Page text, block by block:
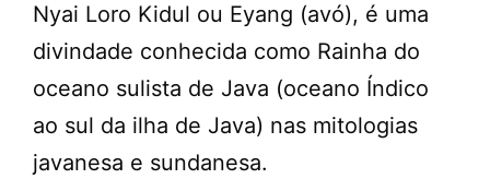
Nyai Loro Kidul ou Eyang (avó), é uma
divindade conhecida como Rainha do
oceano sulista de Java (oceano Índico
ao sul da ilha de Java) nas mitologias
javanesa e sundanesa.